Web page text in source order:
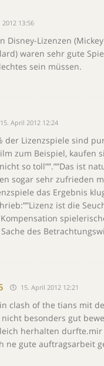
2012 13:56
Disney-Lizenzen
waren sehr gute
sein müssen.
15. April 2012 12:24
der Lizenzspiele sind
zum Beispiel, kaufen
so toll””.””Das ist
sogar sehr zufrieden
das Ergebnis
ist die
des
15. April 2012 12:21
clash of the tians mit
besonders gut
herhalten
ne gute auftragsarbeit